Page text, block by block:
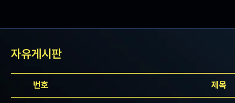
자유게시판
번호 제목